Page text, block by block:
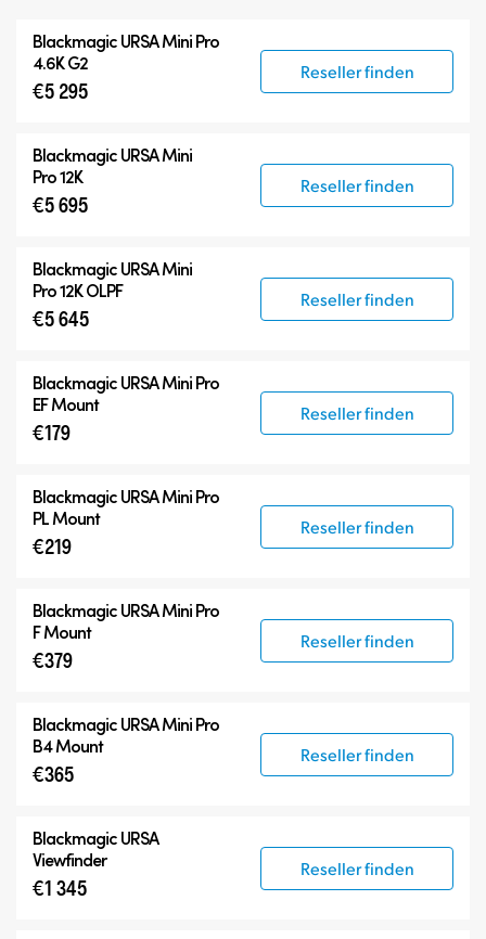
Blackmagic URSA Mini Pro
Zubehör
BlackmagicURSA Mini Pro
4.6K G2
€5 295
Reseller finden
BlackmagicURSA Mini
Pro 12K
€5 695
Reseller finden
BlackmagicURSA Mini
Pro 12K OLPF
€5 645
Reseller finden
Blackmagic URSA Mini Pro
EF Mount
€179
Reseller finden
Blackmagic URSA Mini Pro
PL Mount
€219
Reseller finden
Blackmagic URSA Mini Pro
F Mount
€379
Reseller finden
Blackmagic URSA Mini Pro
B4 Mount
€365
Reseller finden
Blackmagic URSA
Viewfinder
€1 345
Reseller finden